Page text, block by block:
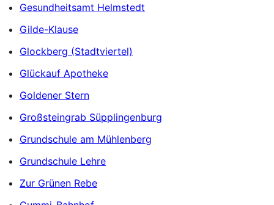
Gesundheitsamt Helmstedt
Gilde-Klause
Glockberg (Stadtviertel)
Glückauf Apotheke
Goldener Stern
Großsteingrab Süpplingenburg
Grundschule am Mühlenberg
Grundschule Lehre
Zur Grünen Rebe